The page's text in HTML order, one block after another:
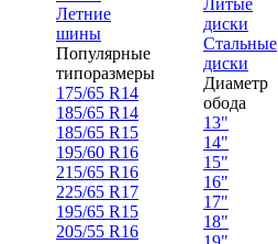
Летние
шины
Популярные
типоразмеры
175/65 R14
185/65 R14
185/65 R15
195/60 R16
215/65 R16
225/65 R17
195/65 R15
205/55 R16
Литые
диски
Стальные
диски
Диаметр
обода
13"
14"
15"
16"
17"
18"